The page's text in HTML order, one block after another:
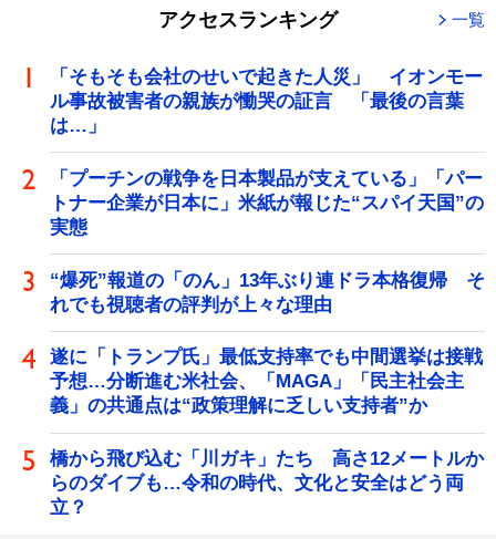
アクセスランキング 一覧
「そもそも会社のせいで起きた人災」 イオンモー
ル事故被害者の親族が慟哭の証言 「最後の言葉
は…」
「プーチンの戦争を日本製品が支えている」「パー
トナー企業が日本に」米紙が報じた“スパイ天国”の
実態
“爆死”報道の「のん」13年ぶり連ドラ本格復帰 そ
れでも視聴者の評判が上々な理由
遂に「トランプ氏」最低支持率でも中間選挙は接戦
予想…分断進む米社会、「MAGA」「民主社会主
義」の共通点は“政策理解に乏しい支持者”か
橋から飛び込む「川ガキ」たち 高さ12メートルか
らのダイブも…令和の時代、文化と安全はどう両
立？